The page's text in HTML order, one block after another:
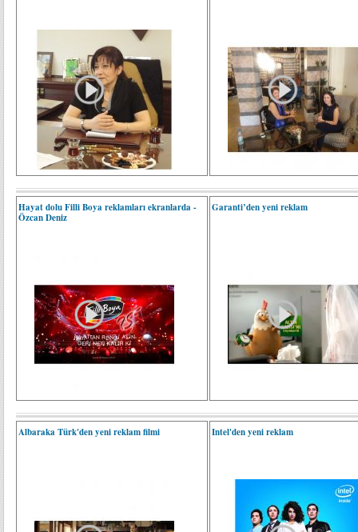
Hayat dolu Filli Boya reklamları ekranlarda -
Özcan Deniz
Garanti’den yeni reklam
Albaraka Türk'den yeni reklam filmi Intel'den yeni reklam